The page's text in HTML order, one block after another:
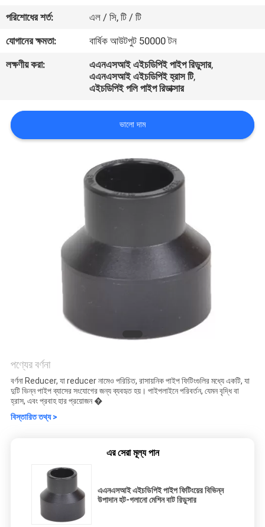
করুন
খবর
পরিশোধের শর্ত:
এল / সি, টি / টি
যোগানের ক্ষমতা:
বার্ষিক আউটপুট 50000 টন
লক্ষণীয় করা:
এএনএসআই এইচডিপিই পাইপ রিডুসার,
এএনএসআই এইচডিপিই হ্রাস টি,
এইচডিপিই পলি পাইপ রিডাক্সার
ভালো দাম
পণ্যের বর্ণনা
বর্ণনা Reducer, যা reducer নামেও পরিচিত, রাসায়নিক পাইপ ফিটিংগুলির মধ্যে একটি, যা
দুটি ভিন্ন পাইপ ব্যাসের সংযোগের জন্য ব্যবহৃত হয়। পাইপলাইনে পরিবর্তন, যেমন বৃদ্ধি বা
হ্রাস, এবং প্রবাহ হার প্রয়োজন �
বিস্তারিত তথ্য >
এর সেরা মূল্য পান
এএনএসআই এইচডিপিই পাইপ ফিটিংয়ের বিভিন্ন
উপাদান হট-গলানো মেশিন বাট রিডুসার